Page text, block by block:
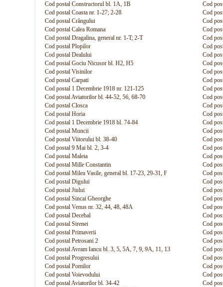
Cod postal Constructorul bl. 1A, 1B
Cod
Cod postal Coasta nr. 1-27; 2-28
Cod
Cod postal Crângului
Cod
Cod postal Calea Romana
Cod
Cod postal Dragalina, general nr. 1-T; 2-T
Cod
Cod postal Plopilor
Cod
Cod postal Dealului
Cod
Cod postal Gociu Nicusor bl. H2, H5
Cod
Cod postal Visinilor
Cod
Cod postal Carpati
Cod
Cod postal 1 Decembrie 1918 nr. 121-125
Cod
Cod postal Aviatorilor bl. 44-52, 56, 68-70
Cod
Cod postal Closca
Cod
Cod postal Horia
Cod
Cod postal 1 Decembrie 1918 bl. 74-84
Cod
Cod postal Muncii
Cod
Cod postal Viitorului bl. 38-40
Cod
Cod postal 9 Mai bl. 2, 3-4
Cod
Cod postal Maleia
Cod
Cod postal Mille Constantin
Cod
Cod postal Milea Vasile, general bl. 17-23, 29-31, F
Cod
Cod postal Digului
Cod
Cod postal Jiului
Cod
Cod postal Sincai Gheorghe
Cod
Cod postal Venus nr. 32, 44, 48, 48A
Cod
Cod postal Decebal
Cod
Cod postal Sirenei
Cod
Cod postal Primaverii
Cod
Cod postal Petrosani 2
Cod
Cod postal Avram Iancu bl. 3, 5, 5A, 7, 9, 9A, 11, 13
Cod
Cod postal Progresului
Cod
Cod postal Pomilor
Cod
Cod postal Voievodului
Cod
Cod postal Aviatorilor bl. 34-42
Cod